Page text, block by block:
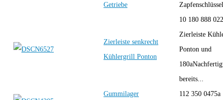
Getriebe
Zierleiste senkrecht
Kühlergrill Ponton
10 180 888
Zierleiste
Ponton und
bereits...
Gummilager
112 350 0475a